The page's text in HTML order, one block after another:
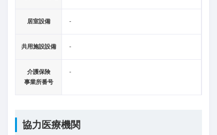
居室設備 -
共用施設設備 -
介護保険
事業所番号
-
協力医療機関